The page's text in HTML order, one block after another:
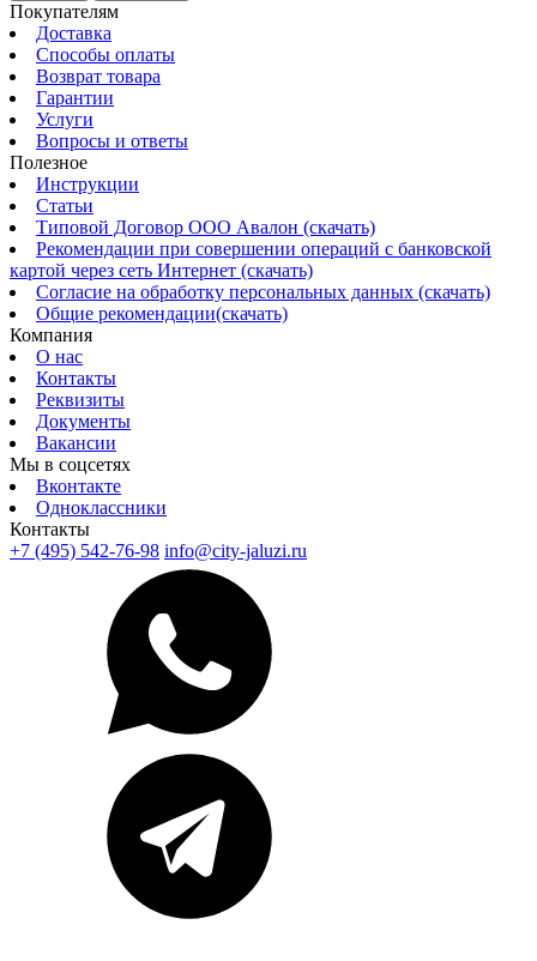
Покупателям
Доставка
Способы оплаты
Возврат товара
Гарантии
Услуги
Вопросы и ответы
Полезное
Инструкции
Статьи
Типовой Договор ООО Авалон (скачать)
Рекомендации при совершении операций с банковской
картой через сеть Интернет (скачать)
Согласие на обработку персональных данных (скачать)
Общие рекомендации(скачать)
Компания
О нас
Контакты
Реквизиты
Документы
Вакансии
Мы в соцсетях
Вконтакте
Одноклассники
Контакты
+7 (495) 542-76-98 info@city-jaluzi.ru